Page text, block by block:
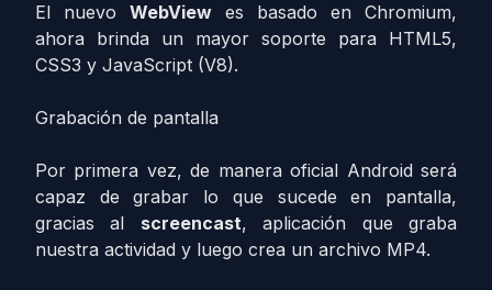
El nuevo WebView es basado en Chromium,
ahora brinda un mayor soporte para HTML5,
CSS3 y JavaScript (V8).
Grabación de pantalla
Por primera vez, de manera oficial Android será
capaz de grabar lo que sucede en pantalla,
gracias al screencast, aplicación que graba
nuestra actividad y luego crea un archivo MP4.